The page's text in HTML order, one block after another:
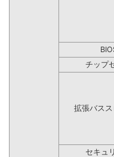
チップ
拡張バス
セキュ